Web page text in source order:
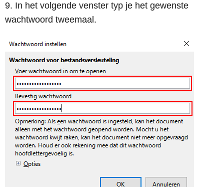
In het volgende venster typ je het gewenste
wachtwoord tweemaal.